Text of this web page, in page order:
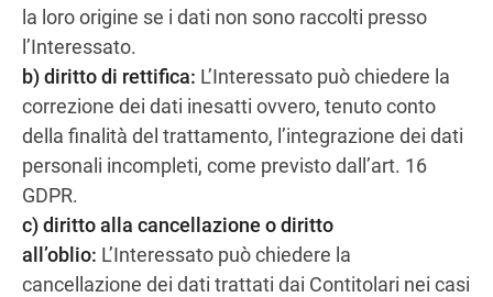
la loro origine se i dati non sono raccolti presso
l’Interessato.
b) diritto di rettifica: L’Interessato può chiedere la
correzione dei dati inesatti ovvero, tenuto conto
della finalità del trattamento, l’integrazione dei dati
personali incompleti, come previsto dall’art. 16
GDPR.
c) diritto alla cancellazione o diritto
all’oblio: L’Interessato può chiedere la
cancellazione dei dati trattati dai Contitolari nei casi